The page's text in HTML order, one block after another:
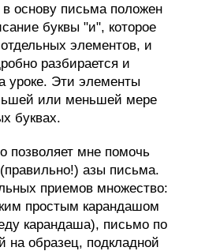
основу письма положен
буквы "и", которое
элементов, и
разбирается и
уроке. Эти элементы
или меньшей мере
буквах.
позволяет мне помочь
азы письма.
приемов множество:
простым карандашом
карандаша), письмо по
на образец, подкладной